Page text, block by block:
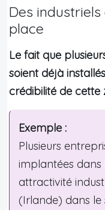
Des
place
Le fait que
soient déjà
crédibilité de cette
Exemple :
Plusieurs
implantées dans
attractivité
(Irlande) dans le